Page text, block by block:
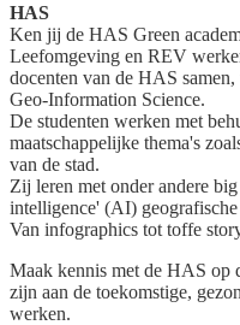
HAS
Ken jij de HAS Green
Leefomgeving en REV
docenten van de HAS
Geo-Information Science.
De studenten werken met
maatschappelijke thema's
van de stad.
Zij leren met onder andere
intelligence' (AI) geografische
Van infographics tot toffe
Maak kennis met de HAS op
zijn aan de toekomstige,
werken.